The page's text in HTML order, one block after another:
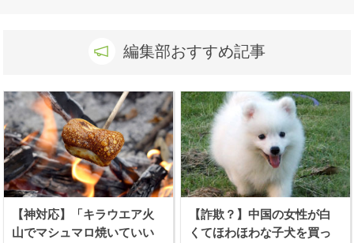
編集部おすすめ記事
【神対応】「キラウエア火
山でマシュマロ焼いていい
【詐欺？】中国の女性が白
くてほわほわな子犬を買っ